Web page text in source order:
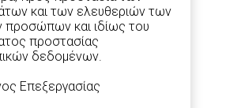
και των ελευθεριών των
προσώπων και ιδίως του
προστασίας
δεδομένων.
Επεξεργασίας